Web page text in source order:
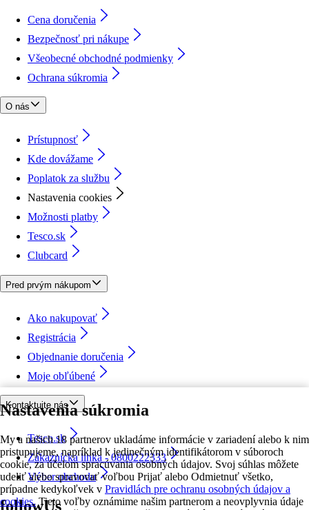
Nastavenia súkromia
My a našich 18 partnerov ukladáme informácie v zariadení alebo k nim
pristupujeme, napríklad k jedinečným identifikátorom v súboroch
cookie, za účelom spracúvania osobných údajov. Svoj súhlas môžete
udeliť alebo spravovať voľbou Prijať alebo Odmietnuť všetko,
prípadne kedykoľvek v Pravidlách pre ochranu osobných údajov a
cookies. Tieto voľby oznámime našim partnerom a neovplyvnia údaje
Cena doručenia
Bezpečnosť pri nákupe
Všeobecné obchodné podmienky
Ochrana súkromia
O nás
Prístupnosť
Kde dovážame
Poplatok za službu
Nastavenia cookies
Možnosti platby
Tesco.sk
Clubcard
Pred prvým nákupom
Ako nakupovať
Registrácia
Objednanie doručenia
Moje obľúbené
Kontaktujte nás
Tesco.sk
Zákaznícka linka - 0800222333
Výber obchodu
followUs